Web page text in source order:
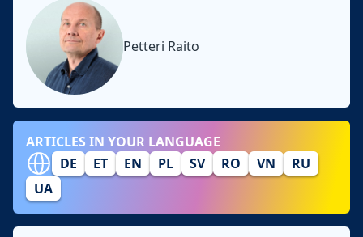
Petteri Raito
ARTICLES IN YOUR LANGUAGE
DE
ET EN PL SV RO VN
RU
UA